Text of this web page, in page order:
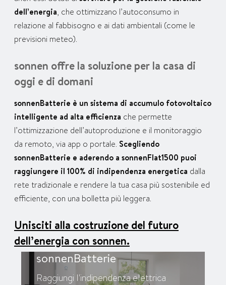
dell’energia, che ottimizzano l’autoconsumo in
relazione al fabbisogno e ai dati ambientali (come le
previsioni meteo).
sonnen offre la soluzione per la casa di
oggi e di domani
sonnenBatterie è un sistema di accumulo fotovoltaico
intelligente ad alta efficienza che permette
l’ottimizzazione dell’autoproduzione e il monitoraggio
da remoto, via app o portale. Scegliendo
sonnenBatterie e aderendo a sonnenFlat1500 puoi
raggiungere il 100% di indipendenza energetica dalla
rete tradizionale e rendere la tua casa più sostenibile ed
efficiente, con una bolletta più leggera.
Unisciti alla costruzione del futuro
dell’energia con sonnen.
sonnenBatterie
Raggiungi l'indipendenza elettrica